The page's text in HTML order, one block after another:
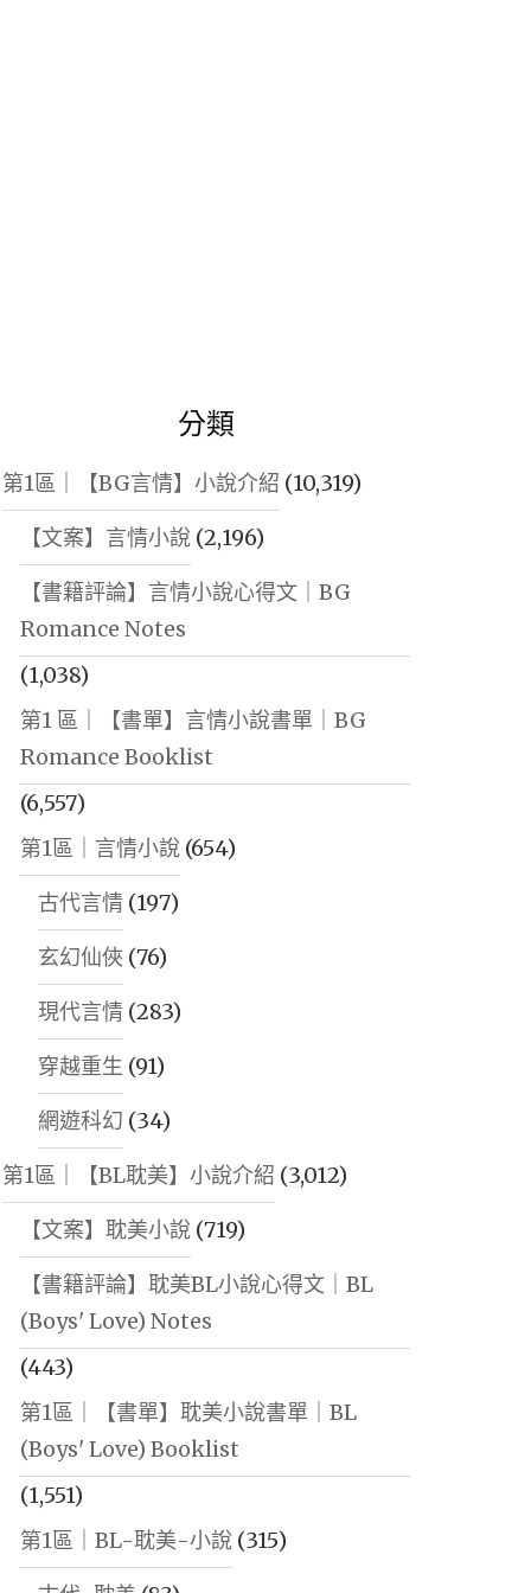
分類
第1區｜【BG言情】小說介紹 (10,319)
【文案】言情小說(2,196)
【書籍評論】言情小說心得文｜BG
Romance Notes
(1,038)
第1 區｜【書單】言情小說書單｜BG
Romance Booklist
(6,557)
第1區｜言情小說(654)
古代言情(197)
玄幻仙俠 (76)
現代言情(283)
穿越重生 (91)
網遊科幻 (34)
第1區｜【BL耽美】小說介紹 (3,012)
【文案】耽美小說(719)
【書籍評論】耽美BL小說心得文｜BL
(Boys' Love) Notes
(443)
第1區｜【書單】耽美小說書單｜BL
(Boys' Love) Booklist
(1,551)
第1區｜BL-耽美-小說(315)